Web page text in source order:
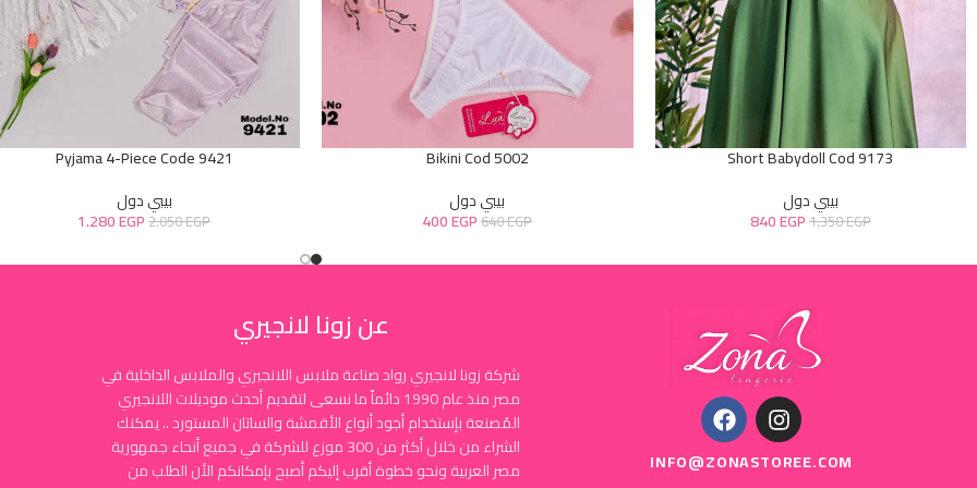
Short Babydoll Cod 9173
بيبي دول
1.350EGP
840EGP
Bikini Cod 5002
بيبي دول
640EGP
400EGP
Pyjama 4-Piece Code 9421
بيبي دول
2.050EGP
1.280EGP
INFO@ZONASTOREE.COM
عن زونا لانجيري
شركة زونا لانجيري رواد صناعة ملابس اللانجيري والملابس الداخلية في
مصر منذ عام 1990 دائماً ما نسعى لتقديم أحدث موديلات اللانجيري
المُصنعة بإستخدام أجود أنواع الأقمشة والساتان المستورد .. يمكنك
الشراء من خلال أكثر من 300 موزع للشركة في جميع أنحاء جمهورية
مصر العربية ونحو خطوة أقرب إليكم أصبح بإمكانكم الأن الطلب من